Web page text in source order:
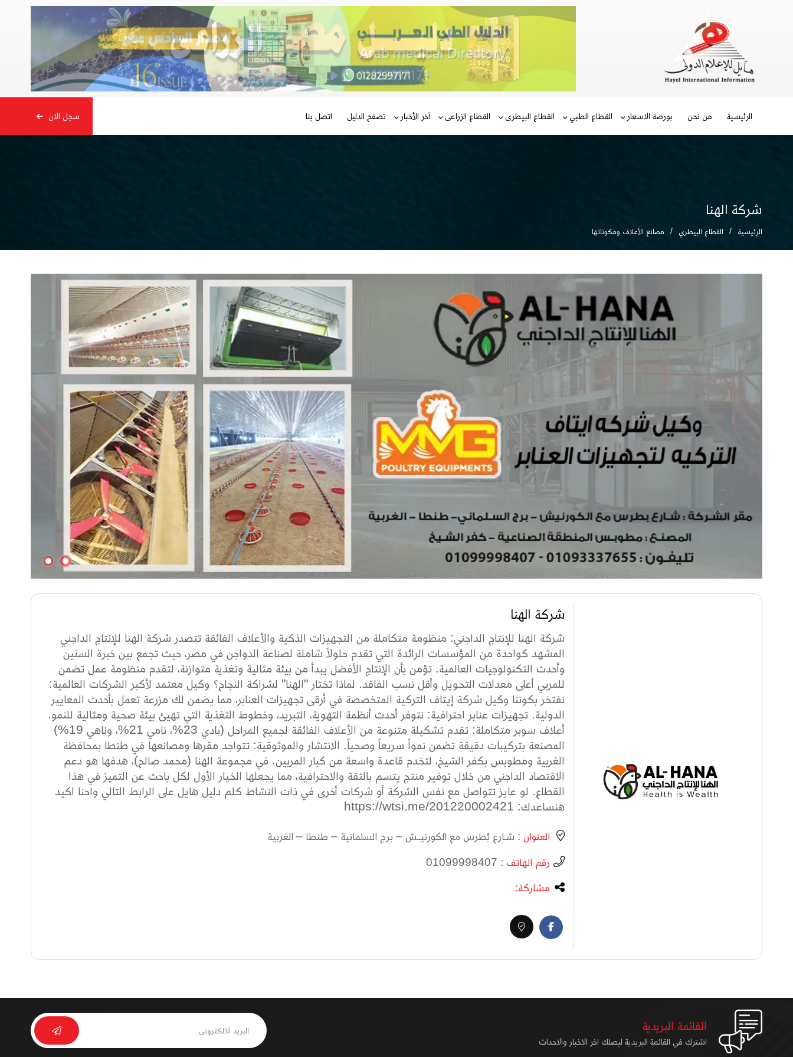
الرئيسية من نحن بورصة الاسعار القطاع الطبي القطاع البيطرى القطاع الزراعى آخر الأخبار تصفح الدليل اتصل بنا سجل الان
شركة الهنا
الرئيسية القطاع البيطري مصانع الأعلاف ومكوناتها
شركة الهنا
شركة الهنا للإنتاج الداجني: منظومة متكاملة من التجهيزات الذكية والأعلاف الفائقة تتصدر شركة الهنا للإنتاج الداجني
المشهد كواحدة من المؤسسات الرائدة التي تقدم حلولاً شاملة لصناعة الدواجن في مصر، حيث تجمع بين خبرة السنين
وأحدث التكنولوجيات العالمية. تؤمن بأن الإنتاج الأفضل يبدأ من بيئة مثالية وتغذية متوازنة، لتقدم منظومة عمل تضمن
للمربي أعلى معدلات التحويل وأقل نسب الفاقد. لماذا تختار "الهنا" لشراكة النجاح؟ وكيل معتمد لأكبر الشركات العالمية:
نفتخر بكوننا وكيل شركة إيتاف التركية المتخصصة في أرقى تجهيزات العنابر، مما يضمن لك مزرعة تعمل بأحدث المعايير
الدولية. تجهيزات عنابر احترافية: نتوفر أحدث أنظمة التهوية، التبريد، وخطوط التغذية التي تهيئ بيئة صحية ومثالية للنمو.
أعلاف سوبر متكاملة: تقدم تشكيلة متنوعة من الأعلاف الفائقة لجميع المراحل (بادي 23%، نامي 21%، وناهي 19%)
المصنعة بتركيبات دقيقة تضمن نمواً سريعاً وصحياً. الانتشار والموثوقية: تتواجد مقرها ومصانعها في طنطا بمحافظة
الغربية ومطوبس بكفر الشيخ، لتخدم قاعدة واسعة من كبار المربين. في مجموعة الهنا (محمد صالح)، هدفها هو دعم
الاقتصاد الداجني من خلال توفير منتج يتسم بالثقة والاحترافية، مما يجعلها الخيار الأول لكل باحث عن التميز في هذا
القطاع. لو عايز تتواصل مع نفس الشركة أو شركات أخرى في ذات النشاط كلم دليل هايل على الرابط التالي واحنا اكيد
هنساعدك: https://wtsi.me/201220002421
العنوان : شـارع بُطرس مع الكورنيــش – برج السلمانية – طنطا – الغربية
رقم الهاتف : 01099998407
مشاركة:
القائمة البريدية
اشترك في القائمة البريدية ليصلك اخر الاخبار والاحداث